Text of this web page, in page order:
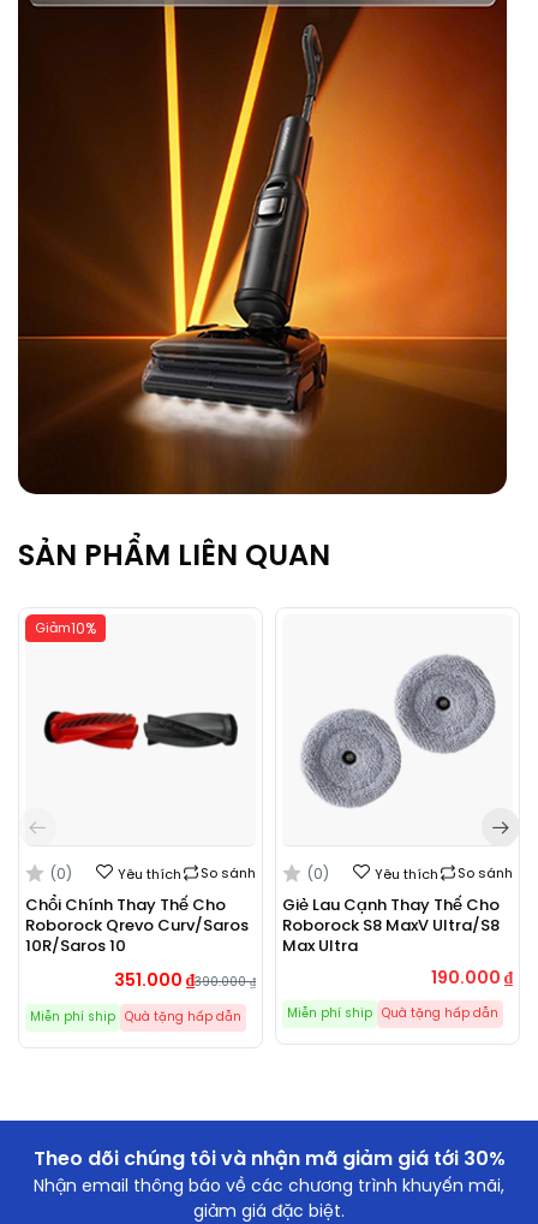
SẢN PHẨM LIÊN QUAN
Giảm10%
(0) Yêu thích So sánh
Chổi Chính Thay Thế Cho
Roborock Qrevo Curv/Saros
10R/Saros 10
390.000₫
351.000 ₫
Miễn phí ship Quà tặng hấp dẫn
(0) Yêu thích So sánh
Giẻ Lau Cạnh Thay Thế Cho
Roborock S8 MaxV Ultra/S8
Max Ultra
190.000 ₫
Miễn phí ship Quà tặng hấp dẫn
Theo dõi chúng tôi và nhận mã giảm giá tới 30%
Nhận email thông báo về các chương trình khuyến mãi,
giảm giá đặc biệt.